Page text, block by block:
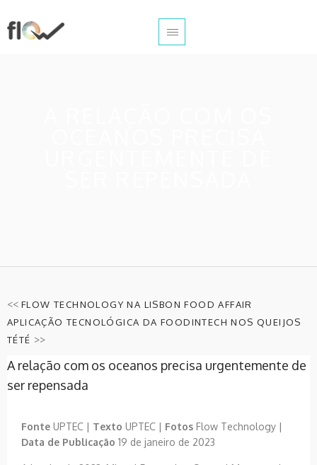
<< FLOW TECHNOLOGY NA LISBON FOOD AFFAIR
APLICAÇÃO TECNOLÓGICA DA FOODINTECH NOS QUEIJOS
TÉTÉ >>
A relação com os oceanos precisa urgentemente de
ser repensada
Fonte UPTEC | Texto UPTEC | Fotos Flow Technology |
Data de Publicação 19 de janeiro de 2023